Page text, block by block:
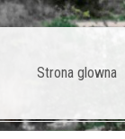
Strona glowna